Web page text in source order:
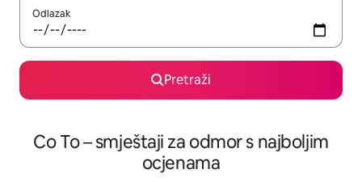
Odlazak
Pretraži
Co To – smještaji za odmor s najboljim
ocjenama